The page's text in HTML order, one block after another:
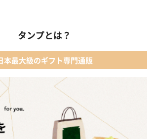
タンプとは？
本最大級のギフト専門通販